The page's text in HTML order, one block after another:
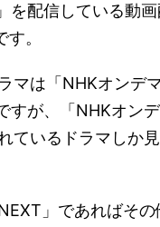
を配信している動
。
マは「NHKオンデ
すが、「NHKオン
ているドラマしか
」であればそ